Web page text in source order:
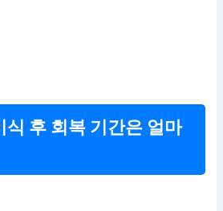
식 후 회복 기간은 얼마